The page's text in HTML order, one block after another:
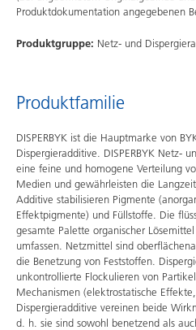
Produktdokumentation angegebenen
Produktgruppe: Netz- und
Produktfamilie
DISPERBYK ist die Hauptmarke von
Dispergieradditive. DISPERBYK Netz-
eine feine und homogene Verteilung
Medien und gewährleisten die
Additive stabilisieren Pigmente
Effektpigmente) und Füllstoffe. Die
gesamte Palette organischer
umfassen. Netzmittel sind
die Benetzung von Feststoffen.
unkontrollierte Flockulieren von
Mechanismen (elektrostatische
Dispergieradditive vereinen beide
d. h. sie sind sowohl benetzend als